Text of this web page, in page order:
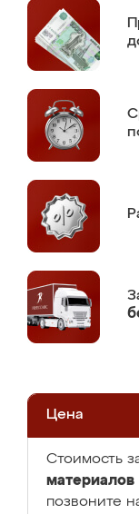
Цена
Стоимость
материалов
позвоните